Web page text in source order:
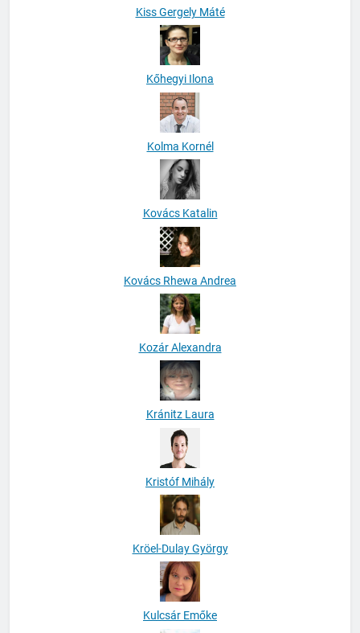
Kiss Gergely Máté
Kőhegyi Ilona
Kolma Kornél
Kovács Katalin
Kovács Rhewa Andrea
Kozár Alexandra
Kránitz Laura
Kristóf Mihály
Kröel-Dulay György
Kulcsár Emőke